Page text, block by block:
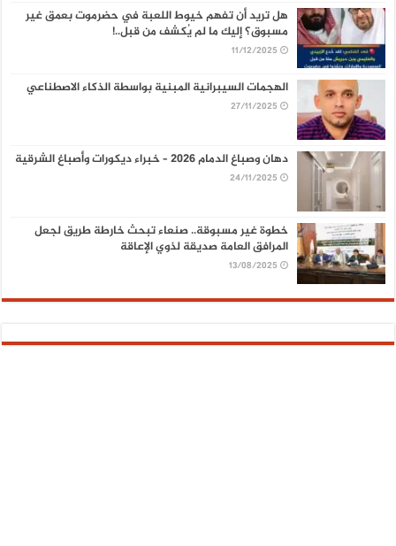
هل تريد أن تفهم خيوط اللعبة في حضرموت بعمق غير
مسبوق؟ إليك ما لم يُكشف من قبل..!
11/12/2025
الهجمات السيبرانية المبنية بواسطة الذكاء الاصطناعي
27/11/2025
دهان وصباغ الدمام 2026 – خبراء ديكورات وأصباغ الشرقية
24/11/2025
خطوة غير مسبوقة.. صنعاء تبحث خارطة طريق لجعل
المرافق العامة صديقة لذوي الإعاقة
13/08/2025